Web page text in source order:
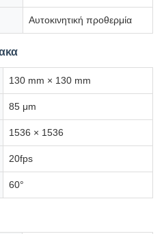
Αυτοκινητική προθερμία
130 mm × 130 mm
85 μm
1536 × 1536
20fps
60°